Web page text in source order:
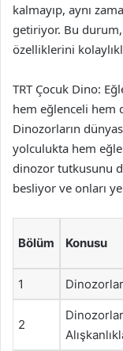
kalmayıp, aynı
getiriyor. Bu durum,
özelliklerini
TRT Çocuk Dino:
hem eğlenceli hem
Dinozorların
yolculukta hem
dinozor tutkusunu
besliyor ve onları
Bölüm Konusu
1
2